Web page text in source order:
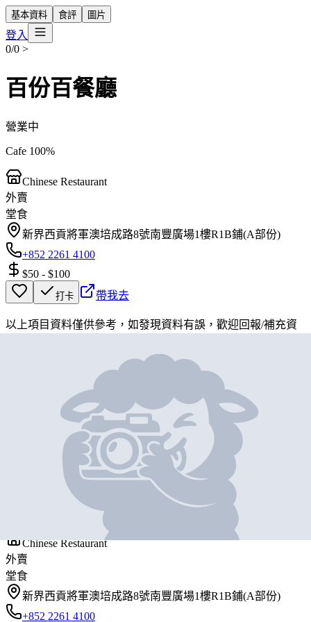
基本資料 食評 圖片
登入
0/0 >
百份百餐廳
營業中
Cafe 100%
Chinese Restaurant
外賣
堂食
新界西貢將軍澳培成路8號南豐廣場1樓R1B鋪(A部份)
+852 2261 4100
$50 - $100
打卡 帶我去
以上項目資料僅供參考，如發現資料有誤，歡迎回報/補充資
百份百餐廳
Chinese Restaurant
外賣
堂食
新界西貢將軍澳培成路8號南豐廣場1樓R1B鋪(A部份)
+852 2261 4100